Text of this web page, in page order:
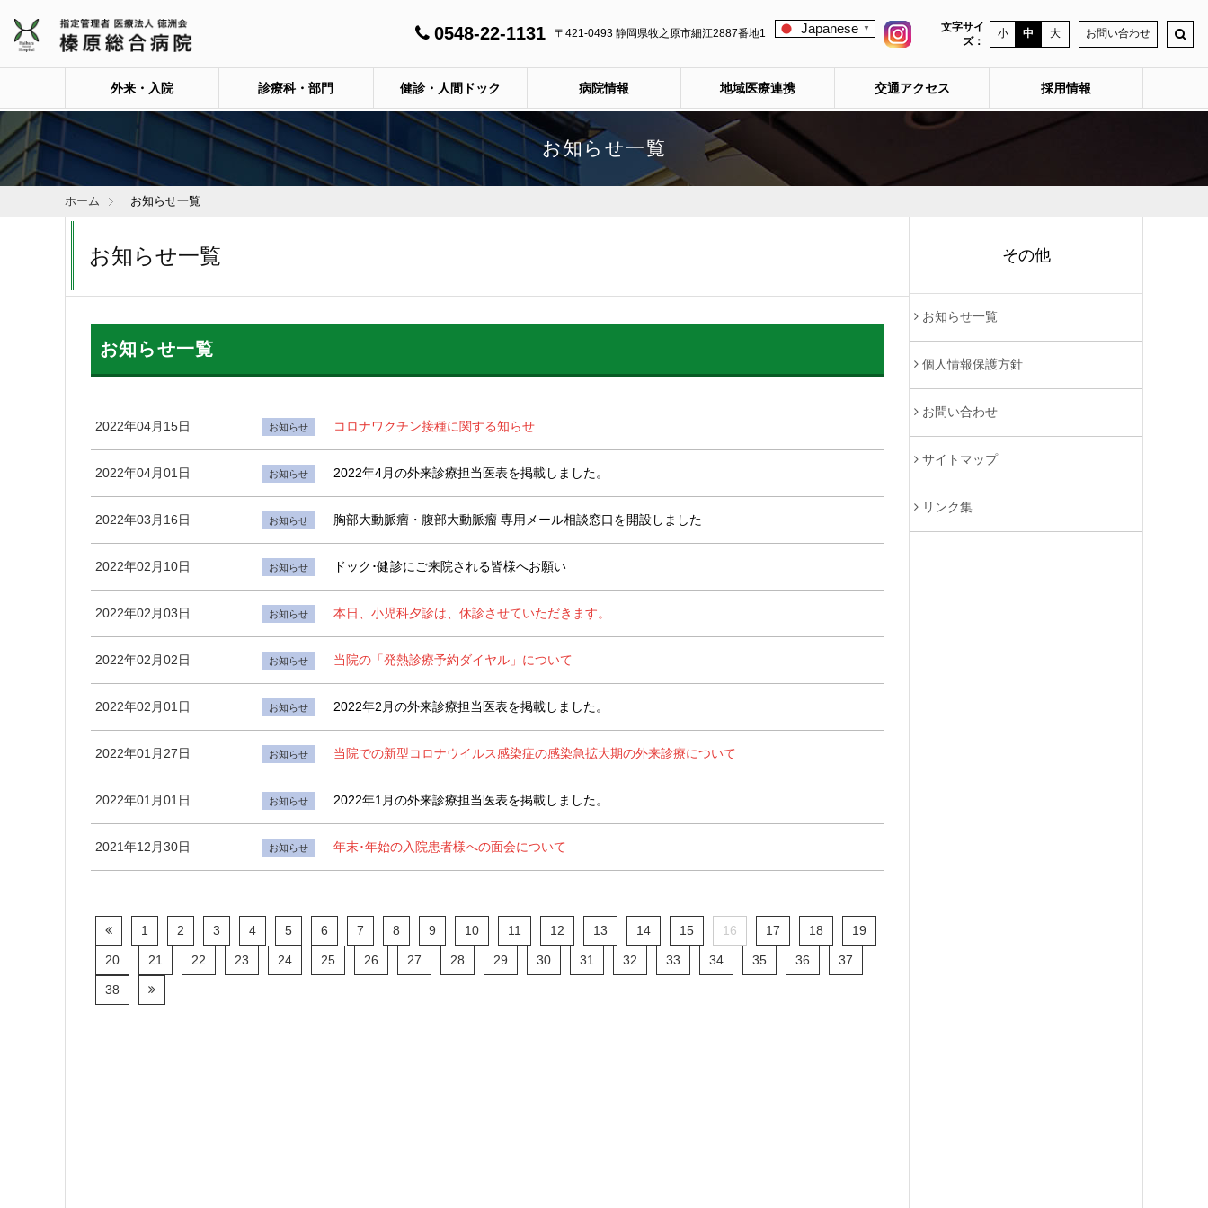
0548-22-1131 〒421-0493 静岡県牧之原市細江2887番地1 Japanese ▼
文字サイ
ズ：
小 中 大 お問い合わせ
外来・入院 診療科・部門 健診・人間ドック 病院情報 地域医療連携 交通アクセス 採用情報
お知らせ一覧
ホーム お知らせ一覧
お知らせ一覧
お知らせ一覧
2022年04月15日 お知らせ コロナワクチン接種に関する知らせ
2022年04月01日 お知らせ 2022年4月の外来診療担当医表を掲載しました。
2022年03月16日 お知らせ 胸部大動脈瘤・腹部大動脈瘤 専用メール相談窓口を開設しました
2022年02月10日 お知らせ ドック･健診にご来院される皆様へお願い
2022年02月03日 お知らせ 本日、小児科夕診は、休診させていただきます。
2022年02月02日 お知らせ 当院の「発熱診療予約ダイヤル」について
2022年02月01日 お知らせ 2022年2月の外来診療担当医表を掲載しました。
2022年01月27日 お知らせ 当院での新型コロナウイルス感染症の感染急拡大期の外来診療について
2022年01月01日 お知らせ 2022年1月の外来診療担当医表を掲載しました。
2021年12月30日 お知らせ 年末･年始の入院患者様への面会について
1 2 3 4 5 6 7 8 9 10 11 12 13 14 15 16 17 18 19
20 21 22 23 24 25 26 27 28 29 30 31 32 33 34 35 36 37
38
その他
お知らせ一覧
個人情報保護方針
お問い合わせ
サイトマップ
リンク集